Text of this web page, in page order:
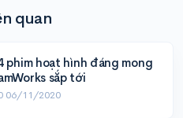
quan
phim hoạt hình đáng mong
sắp tới
06/11/2020